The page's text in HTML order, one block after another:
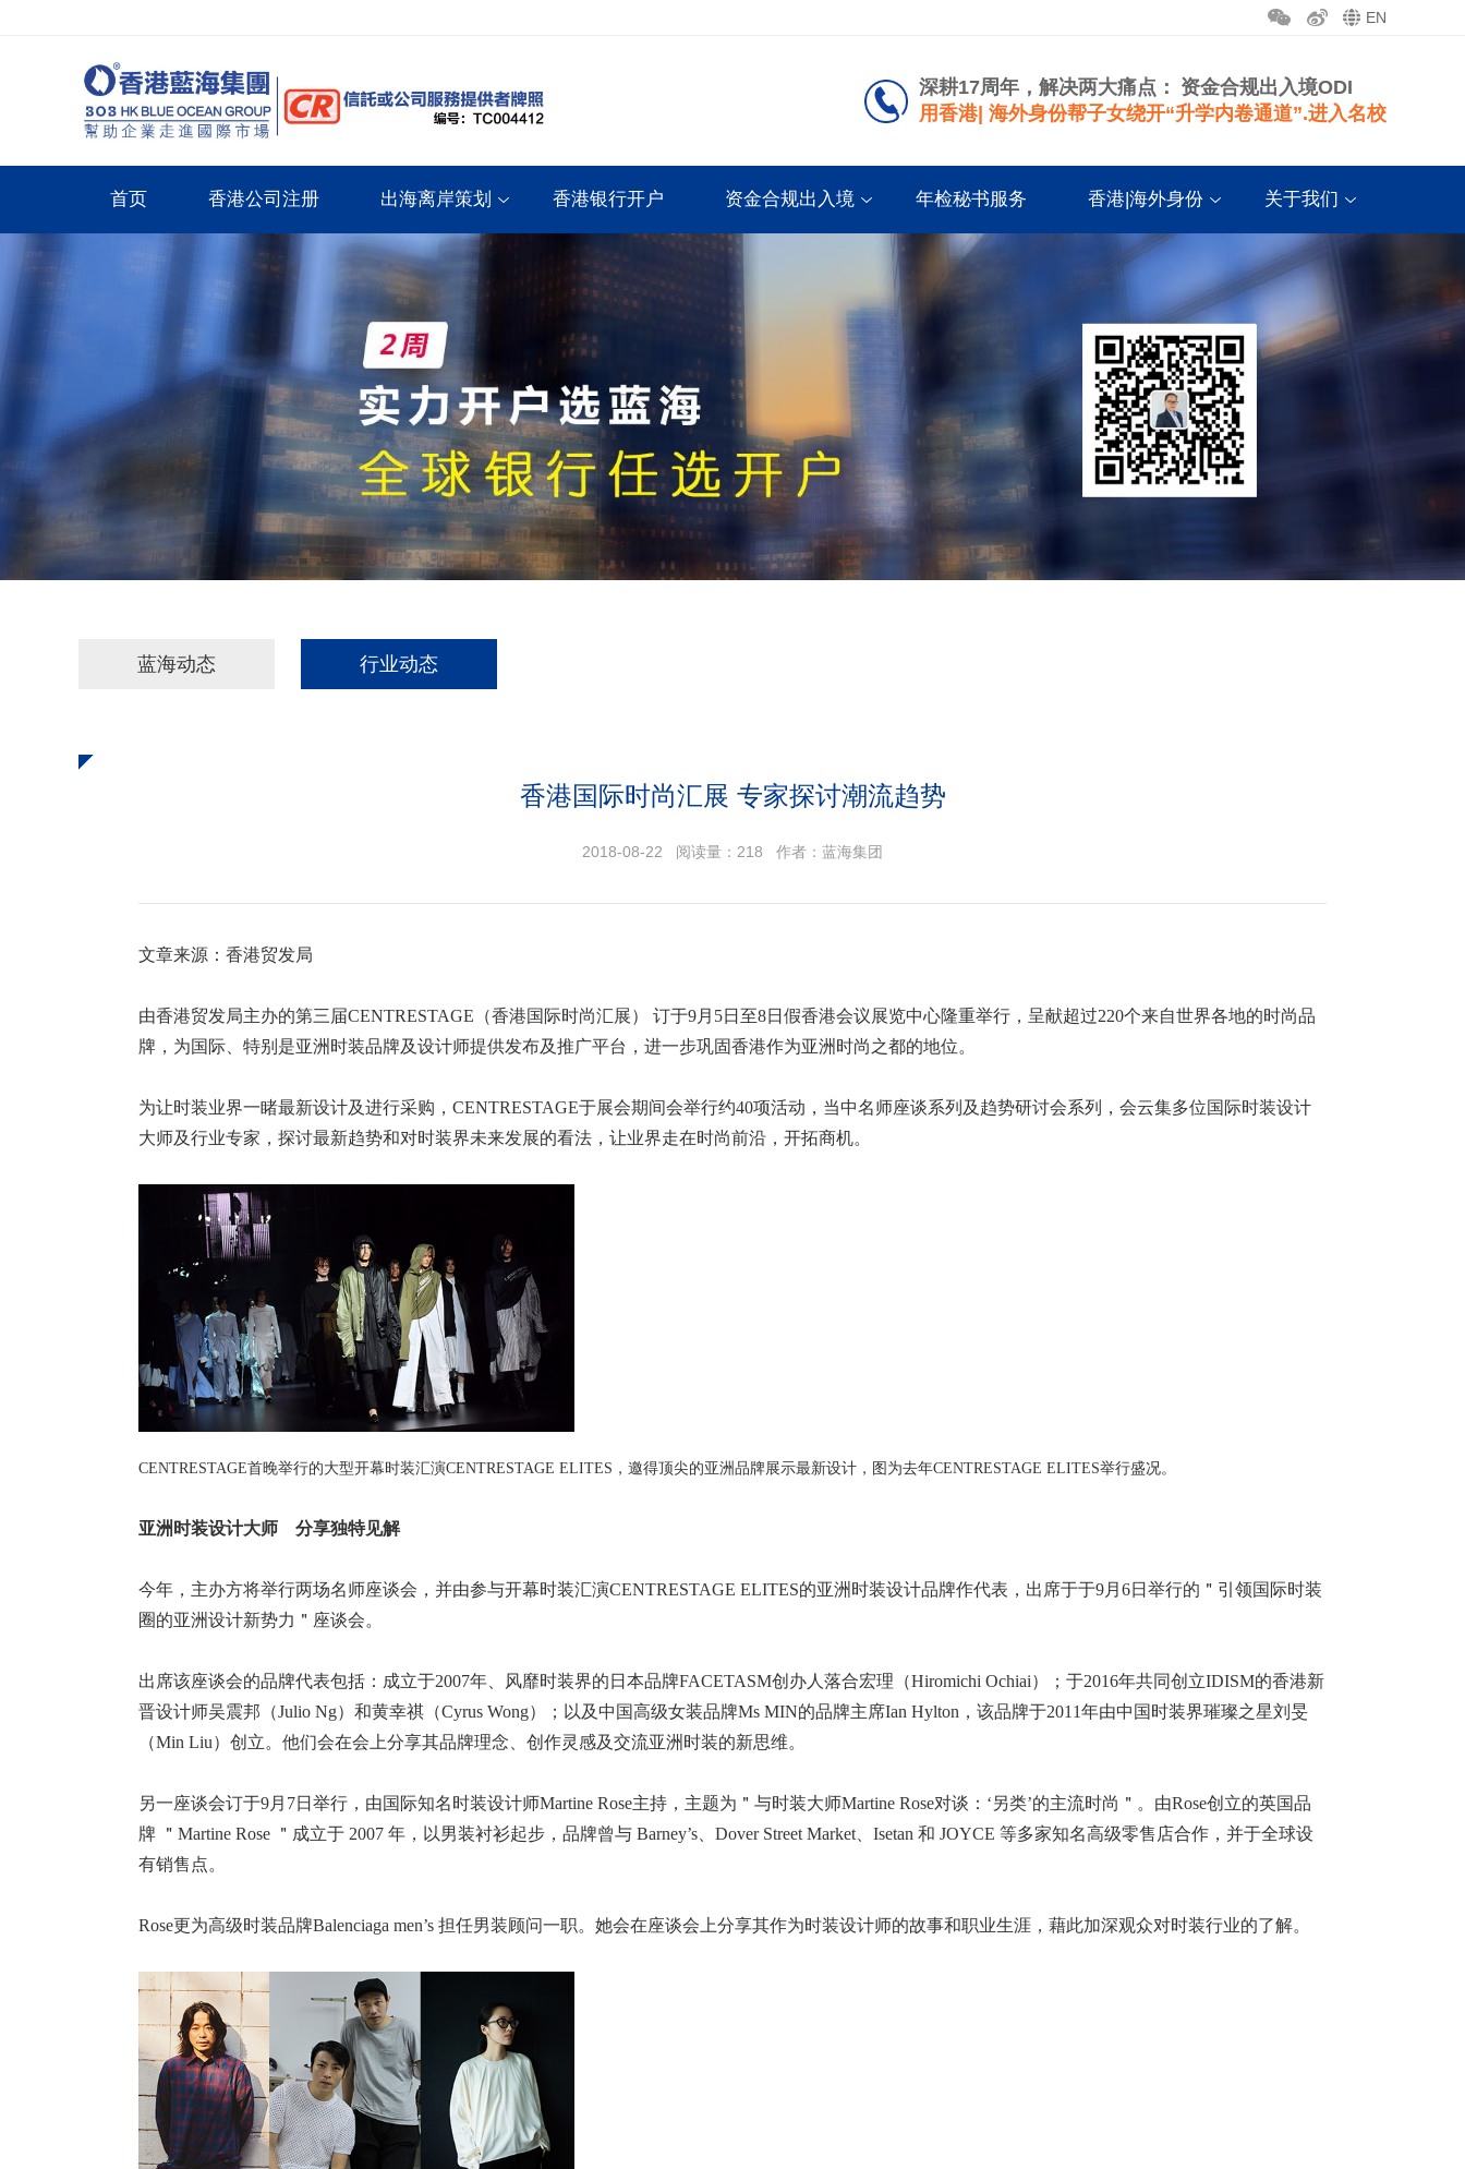
EN
深耕17周年，解决两大痛点： 资金合规出入境ODI
用香港| 海外身份帮子女绕开“升学内卷通道”.进入名校
首页 香港公司注册 出海离岸策划 香港银行开户 资金合规出入境 年检秘书服务 香港|海外身份 关于我们
蓝海动态 行业动态
香港国际时尚汇展 专家探讨潮流趋势
2018-08-22 阅读量： 218 作者：蓝海集团
文章来源：香港贸发局
由香港贸发局主办的第三届CENTRESTAGE（香港国际时尚汇展） 订于9月5日至8日假香港会议展览中心隆重举行，呈献超过220个来自世界各地的时尚品
牌，为国际、特别是亚洲时装品牌及设计师提供发布及推广平台，进一步巩固香港作为亚洲时尚之都的地位。
为让时装业界一睹最新设计及进行采购，CENTRESTAGE于展会期间会举行约40项活动，当中名师座谈系列及趋势研讨会系列，会云集多位国际时装设计
大师及行业专家，探讨最新趋势和对时装界未来发展的看法，让业界走在时尚前沿，开拓商机。
CENTRESTAGE首晚举行的大型开幕时装汇演CENTRESTAGE ELITES，邀得顶尖的亚洲品牌展示最新设计，图为去年CENTRESTAGE ELITES举行盛况。
亚洲时装设计大师 分享独特见解
今年，主办方将举行两场名师座谈会，并由参与开幕时装汇演CENTRESTAGE ELITES的亚洲时装设计品牌作代表，出席于于9月6日举行的＂引领国际时装
圈的亚洲设计新势力＂座谈会。
出席该座谈会的品牌代表包括：成立于2007年、风靡时装界的日本品牌FACETASM创办人落合宏理（Hiromichi Ochiai）；于2016年共同创立IDISM的香港新
晋设计师吴震邦（Julio Ng）和黄幸祺（Cyrus Wong）；以及中国高级女装品牌Ms MIN的品牌主席Ian Hylton，该品牌于2011年由中国时装界璀璨之星刘旻
（Min Liu）创立。他们会在会上分享其品牌理念、创作灵感及交流亚洲时装的新思维。
另一座谈会订于9月7日举行，由国际知名时装设计师Martine Rose主持，主题为＂与时装大师Martine Rose对谈：‘另类’的主流时尚＂。由Rose创立的英国品
牌 ＂Martine Rose ＂成立于 2007 年，以男装衬衫起步，品牌曾与 Barney’s、Dover Street Market、Isetan 和 JOYCE 等多家知名高级零售店合作，并于全球设
有销售点。
Rose更为高级时装品牌Balenciaga men’s 担任男装顾问一职。她会在座谈会上分享其作为时装设计师的故事和职业生涯，藉此加深观众对时装行业的了解。